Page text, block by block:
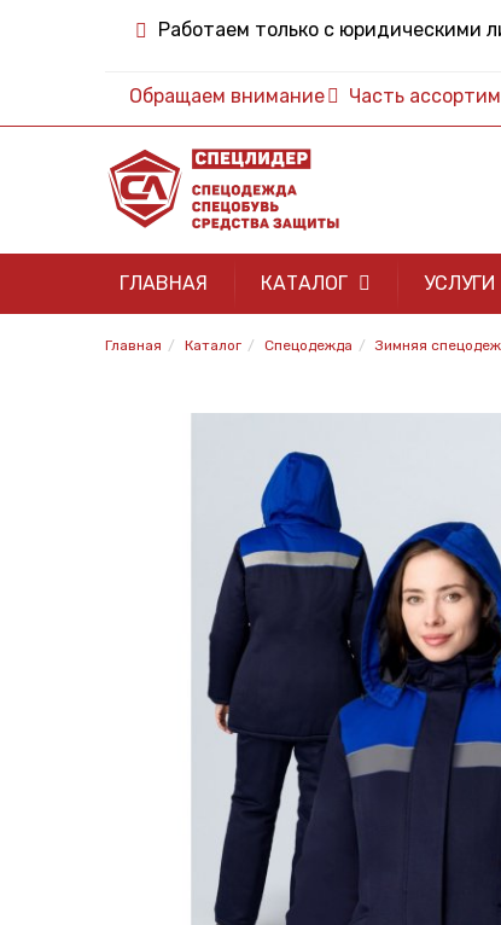
Работаем только с юридическими
Обращаем внимание Часть
ГЛАВНАЯ КАТАЛОГ УСЛУГИ
Главная Каталог Спецодежда Зимняя